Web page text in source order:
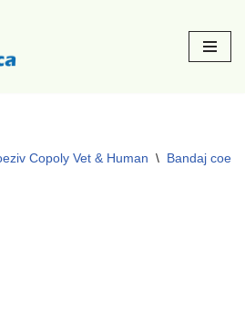
Copoly Vet & Human \ Bandaj